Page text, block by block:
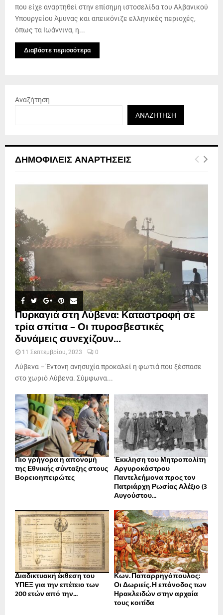
που είχε αναρτηθεί στην επίσημη ιστοσελίδα του Αλβανικού
Υπουργείου Άμυνας και απεικόνιζε ελληνικές περιοχές,
όπως τα Ιωάννινα, η...
Διαβάστε περισσότερα
Αναζήτηση
ΑΝΑΖΉΤΗΣΗ
ΔΗΜΟΦΙΛΕΊΣ ΑΝΑΡΤΉΣΕΙΣ
Πυρκαγιά στη Λύβενα: Καταστροφή σε
τρία σπίτια – Οι πυροσβεστικές
δυνάμεις συνεχίζουν...
11 Σεπτεμβρίου, 2023 0
Λύβενα – Έντονη ανησυχία προκαλεί η φωτιά που ξέσπασε
στο χωριό Λύβενα. Σύμφωνα...
Πιο γρήγορα η απονοµή
της Εθνικής σύνταξης στους
Βορειοηπειρώτες
Έκκληση του Μητροπολίτη
Αργυροκάστρου
Παντελεήμονα προς τον
Πατριάρχη Ρωσίας Αλέξιο (3
Αυγούστου...
Διαδικτυακή έκθεση του
ΥΠΕΞ για την επέτειο των
200 ετών από την...
Κων. Παπαρρηγόπουλος:
Οι Δωριείς. Η επάνοδος των
Ηρακλειδών στην αρχαία
τους κοιτίδα